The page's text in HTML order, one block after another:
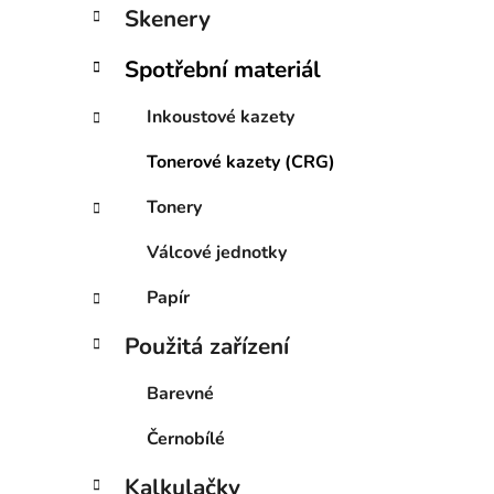
a
e
Skenery
Spotřební materiál
Inkoustové kazety
Tonerové kazety (CRG)
Tonery
Válcové jednotky
Papír
Použitá zařízení
Barevné
Černobílé
Kalkulačky